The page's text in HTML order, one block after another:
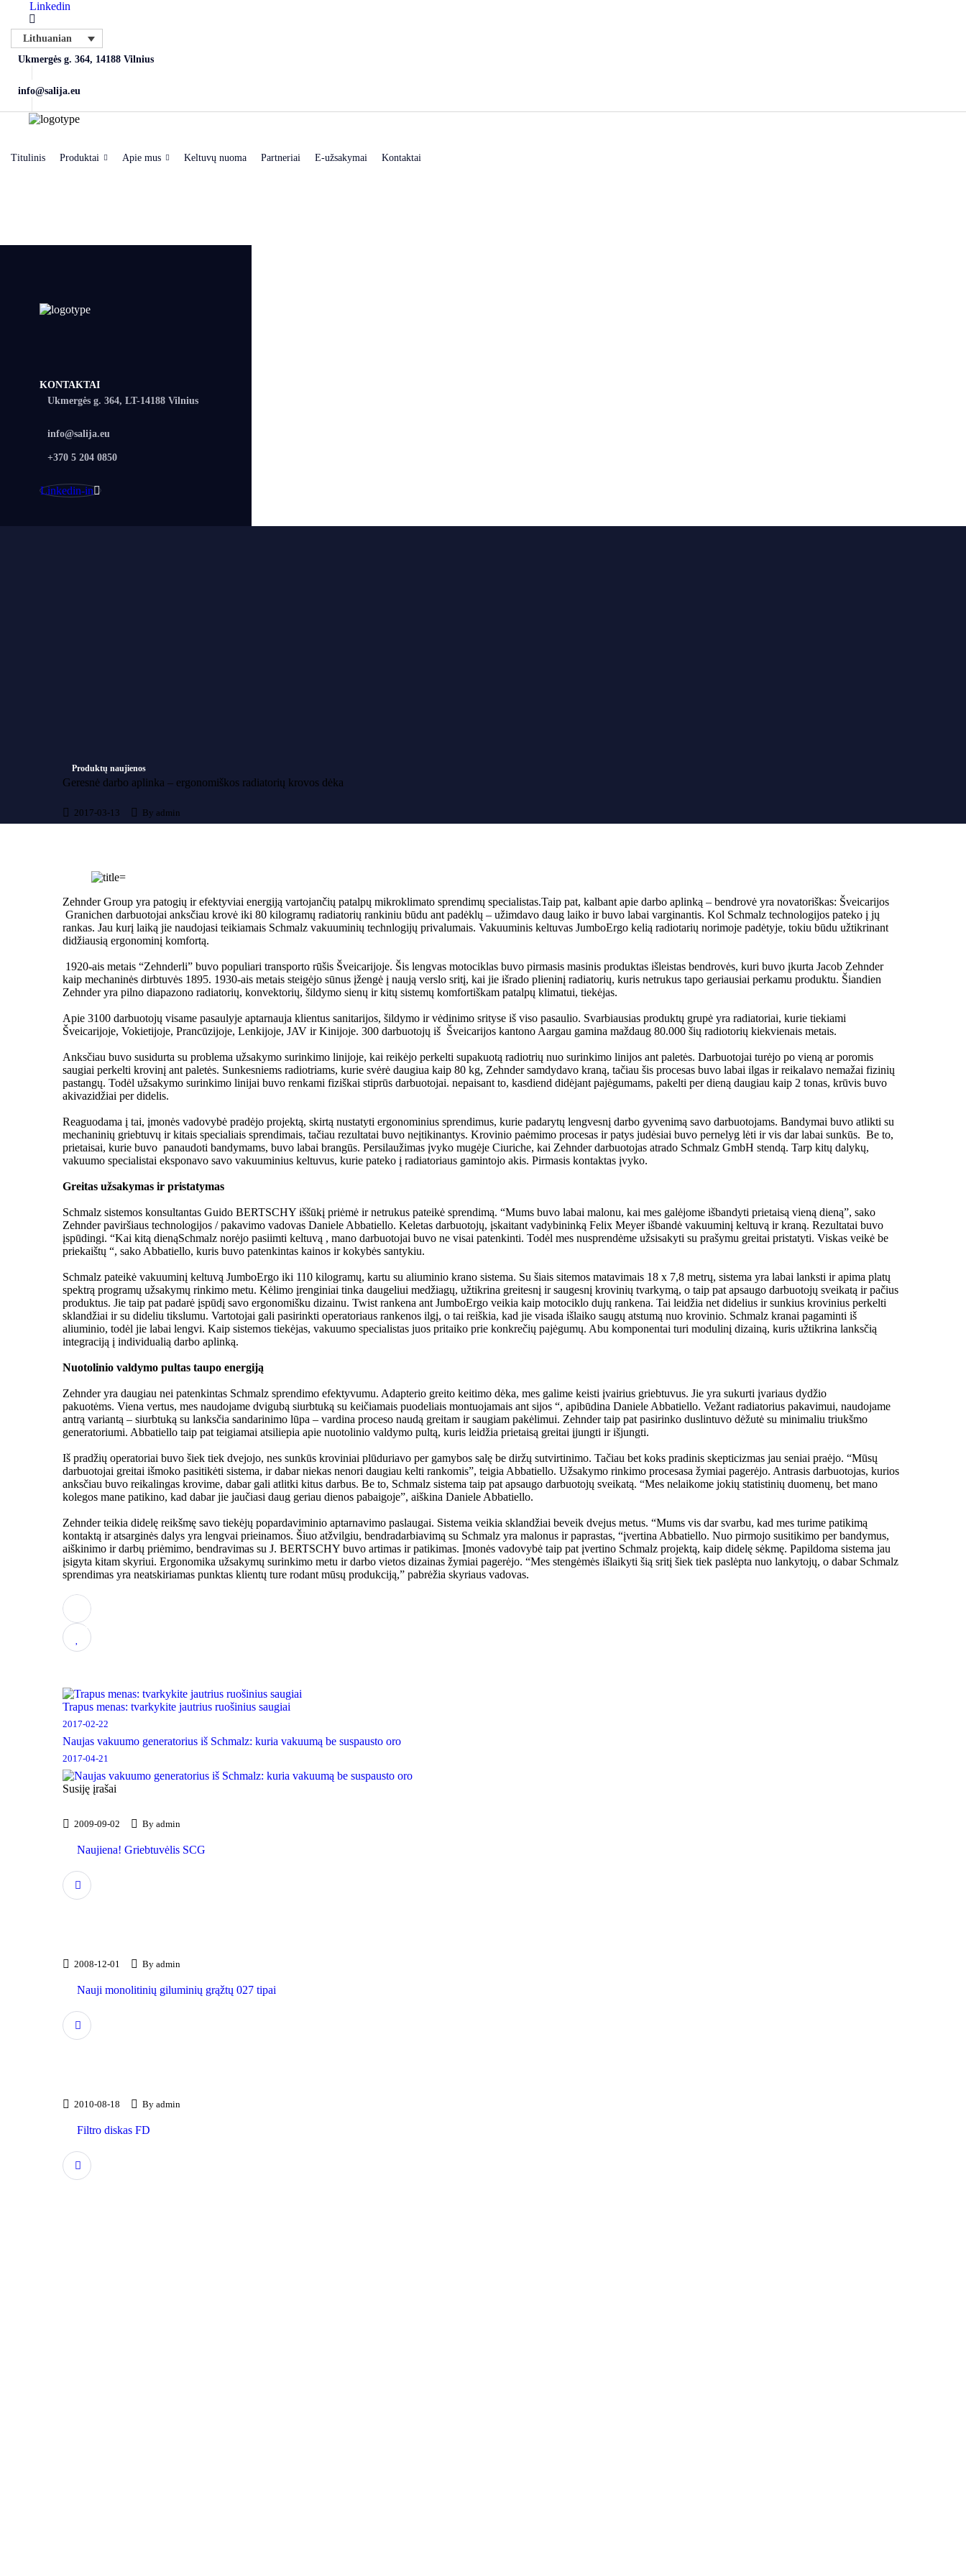
Linkedin
Lithuanian
Ukmergės g. 364, 14188 Vilnius
info@salija.eu
Titulinis Produktai Apie mus Keltuvų nuoma Partneriai E-užsakymai Kontaktai
KONTAKTAI
Ukmergės g. 364, LT-14188 Vilnius
info@salija.eu
+370 5 204 0850
Linkedin-in
Produktų naujienos
Geresnė darbo aplinka – ergonomiškos radiatorių krovos dėka
2017-03-13 By admin
Zehnder Group yra patogių ir efektyviai energiją vartojančių patalpų mikroklimato sprendimų specialistas.Taip pat, kalbant apie darbo aplinką – bendrovė yra novatoriškas: Šveicarijos
Granichen darbuotojai anksčiau krovė iki 80 kilogramų radiatorių rankiniu būdu ant padėklų – užimdavo daug laiko ir buvo labai varginantis. Kol Schmalz technologijos pateko į jų
rankas. Jau kurį laiką jie naudojasi teikiamais Schmalz vakuuminių technlogijų privalumais. Vakuuminis keltuvas JumboErgo kelią radiotarių norimoje padėtyje, tokiu būdu užtikrinant
didžiausią ergonominį komfortą.
1920-ais metais “Zehnderli” buvo populiari transporto rūšis Šveicarijoje. Šis lengvas motociklas buvo pirmasis masinis produktas išleistas bendrovės, kuri buvo įkurta Jacob Zehnder
kaip mechaninės dirbtuvės 1895. 1930-ais metais steigėjo sūnus įžengė į naują verslo sritį, kai jie išrado plieninį radiatorių, kuris netrukus tapo geriausiai perkamu produktu. Šiandien
Zehnder yra pilno diapazono radiatorių, konvektorių, šildymo sienų ir kitų sistemų komfortiškam patalpų klimatui, tiekėjas.
Apie 3100 darbuotojų visame pasaulyje aptarnauja klientus sanitarijos, šildymo ir vėdinimo srityse iš viso pasaulio. Svarbiausias produktų grupė yra radiatoriai, kurie tiekiami
Šveicarijoje, Vokietijoje, Prancūzijoje, Lenkijoje, JAV ir Kinijoje. 300 darbuotojų iš Šveicarijos kantono Aargau gamina maždaug 80.000 šių radiotorių kiekvienais metais.
Anksčiau buvo susidurta su problema užsakymo surinkimo linijoje, kai reikėjo perkelti supakuotą radiotrių nuo surinkimo linijos ant paletės. Darbuotojai turėjo po vieną ar poromis
saugiai perkelti krovinį ant paletės. Sunkesniems radiotriams, kurie svėrė daugiua kaip 80 kg, Zehnder samdydavo kraną, tačiau šis procesas buvo labai ilgas ir reikalavo nemažai fizinių
pastangų. Todėl užsakymo surinkimo linijai buvo renkami fiziškai stiprūs darbuotojai. nepaisant to, kasdiend didėjant pajėgumams, pakelti per dieną daugiau kaip 2 tonas, krūvis buvo
akivazidžiai per didelis.
Reaguodama į tai, įmonės vadovybė pradėjo projektą, skirtą nustatyti ergonominius sprendimus, kurie padarytų lengvesnį darbo gyvenimą savo darbuotojams. Bandymai buvo atlikti su
mechaninių griebtuvų ir kitais specialiais sprendimais, tačiau rezultatai buvo neįtikinantys. Krovinio paėmimo procesas ir patys judėsiai buvo pernelyg lėti ir vis dar labai sunkūs. Be to,
prietaisai, kurie buvo panaudoti bandymams, buvo labai brangūs. Persilaužimas įvyko mugėje Ciuriche, kai Zehnder darbuotojas atrado Schmalz GmbH stendą. Tarp kitų dalykų,
vakuumo specialistai eksponavo savo vakuuminius keltuvus, kurie pateko į radiatoriaus gamintojo akis. Pirmasis kontaktas įvyko.
Greitas užsakymas ir pristatymas
Schmalz sistemos konsultantas Guido BERTSCHY iššūkį priėmė ir netrukus pateikė sprendimą. “Mums buvo labai malonu, kai mes galėjome išbandyti prietaisą vieną dieną”, sako
Zehnder paviršiaus technologijos / pakavimo vadovas Daniele Abbatiello. Keletas darbuotojų, įskaitant vadybininką Felix Meyer išbandė vakuuminį keltuvą ir kraną. Rezultatai buvo
įspūdingi. “Kai kitą dienąSchmalz norėjo pasiimti keltuvą , mano darbuotojai buvo ne visai patenkinti. Todėl mes nusprendėme užsisakyti su prašymu greitai pristatyti. Viskas veikė be
priekaištų “, sako Abbatiello, kuris buvo patenkintas kainos ir kokybės santykiu.
Schmalz pateikė vakuuminį keltuvą JumboErgo iki 110 kilogramų, kartu su aliuminio krano sistema. Su šiais sitemos matavimais 18 x 7,8 metrų, sistema yra labai lanksti ir apima platų
spektrą programų užsakymų rinkimo metu. Kėlimo įrenginiai tinka daugeliui medžiagų, užtikrina greitesnį ir saugesnį krovinių tvarkymą, o taip pat apsaugo darbuotojų sveikatą ir pačius
produktus. Jie taip pat padarė įspūdį savo ergonomišku dizainu. Twist rankena ant JumboErgo veikia kaip motociklo dujų rankena. Tai leidžia net didelius ir sunkius krovinius perkelti
sklandžiai ir su dideliu tikslumu. Vartotojai gali pasirinkti operatoriaus rankenos ilgį, o tai reiškia, kad jie visada išlaiko saugų atstumą nuo krovinio. Schmalz kranai pagaminti iš
aliuminio, todėl jie labai lengvi. Kaip sistemos tiekėjas, vakuumo specialistas juos pritaiko prie konkrečių pajėgumų. Abu komponentai turi modulinį dizainą, kuris užtikrina lanksčią
integraciją į individualią darbo aplinką.
Nuotolinio valdymo pultas taupo energiją
Zehnder yra daugiau nei patenkintas Schmalz sprendimo efektyvumu. Adapterio greito keitimo dėka, mes galime keisti įvairius griebtuvus. Jie yra sukurti įvariaus dydžio
pakuotėms. Viena vertus, mes naudojame dvigubą siurbtuką su keičiamais puodeliais montuojamais ant sijos “, apibūdina Daniele Abbatiello. Vežant radiatorius pakavimui, naudojame
antrą variantą – siurbtuką su lanksčia sandarinimo lūpa – vardina proceso naudą greitam ir saugiam pakėlimui. Zehnder taip pat pasirinko duslintuvo dėžutė su minimaliu triukšmo
generatoriumi. Abbatiello taip pat teigiamai atsiliepia apie nuotolinio valdymo pultą, kuris leidžia prietaisą greitai įjungti ir išjungti.
Iš pradžių operatoriai buvo šiek tiek dvejojo, nes sunkūs kroviniai plūduriavo per gamybos salę be diržų sutvirtinimo. Tačiau bet koks pradinis skepticizmas jau seniai praėjo. “Mūsų
darbuotojai greitai išmoko pasitikėti sistema, ir dabar niekas nenori daugiau kelti rankomis”, teigia Abbatiello. Užsakymo rinkimo procesasa žymiai pagerėjo. Antrasis darbuotojas, kurios
anksčiau buvo reikalingas krovime, dabar gali atlitki kitus darbus. Be to, Schmalz sistema taip pat apsaugo darbuotojų sveikatą. “Mes nelaikome jokių statistinių duomenų, bet mano
kolegos mane patikino, kad dabar jie jaučiasi daug geriau dienos pabaigoje”, aiškina Daniele Abbatiello.
Zehnder teikia didelę reikšmę savo tiekėjų popardaviminio aptarnavimo paslaugai. Sistema veikia sklandžiai beveik dvejus metus. “Mums vis dar svarbu, kad mes turime patikimą
kontaktą ir atsarginės dalys yra lengvai prieinamos. Šiuo atžvilgiu, bendradarbiavimą su Schmalz yra malonus ir paprastas, “įvertina Abbatiello. Nuo pirmojo susitikimo per bandymus,
aiškinimo ir darbų priėmimo, bendravimas su J. BERTSCHY buvo artimas ir patikimas. Įmonės vadovybė taip pat įvertino Schmalz projektą, kaip didelę sėkmę. Papildoma sistema jau
įsigyta kitam skyriui. Ergonomika užsakymų surinkimo metu ir darbo vietos dizainas žymiai pagerėjo. “Mes stengėmės išlaikyti šią sritį šiek tiek paslėpta nuo lankytojų, o dabar Schmalz
sprendimas yra neatskiriamas punktas klientų ture rodant mūsų produkciją,” pabrėžia skyriaus vadovas.
40
Trapus menas: tvarkykite jautrius ruošinius saugiai
2017-02-22
Naujas vakuumo generatorius iš Schmalz: kuria vakuumą be suspausto oro
2017-04-21
Susiję įrašai
Produktų naujienos
2009-09-02 By admin
Naujiena! Griebtuvėlis SCG
Produktų naujienos
2008-12-01 By admin
Nauji monolitinių giluminių grąžtų 027 tipai
Produktų naujienos
2010-08-18 By admin
Filtro diskas FD